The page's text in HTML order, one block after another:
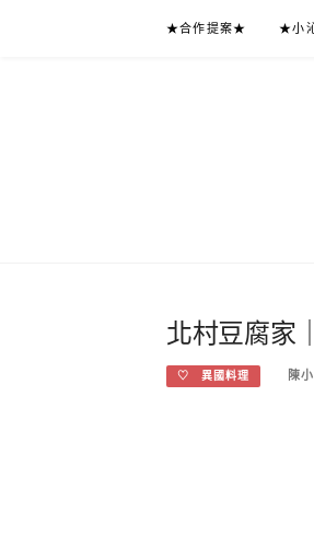
★合作提案★ ★小
北村豆腐家
♡ 異國料理 陳